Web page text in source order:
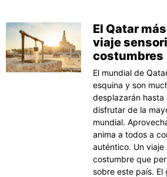
El Qatar
viaje
costumbres
El mundial de
esquina y son
desplazarán hasta
disfrutar de la
mundial.
anima a todos a
auténtico. Un viaje
costumbre que
sobre este país. El